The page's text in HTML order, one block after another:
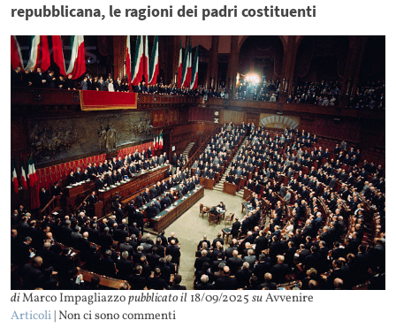
repubblicana, le ragioni dei padri costituenti
diMarco Impagliazzopubblicato il 18/09/2025suAvvenire
Articoli | Non ci sono commenti